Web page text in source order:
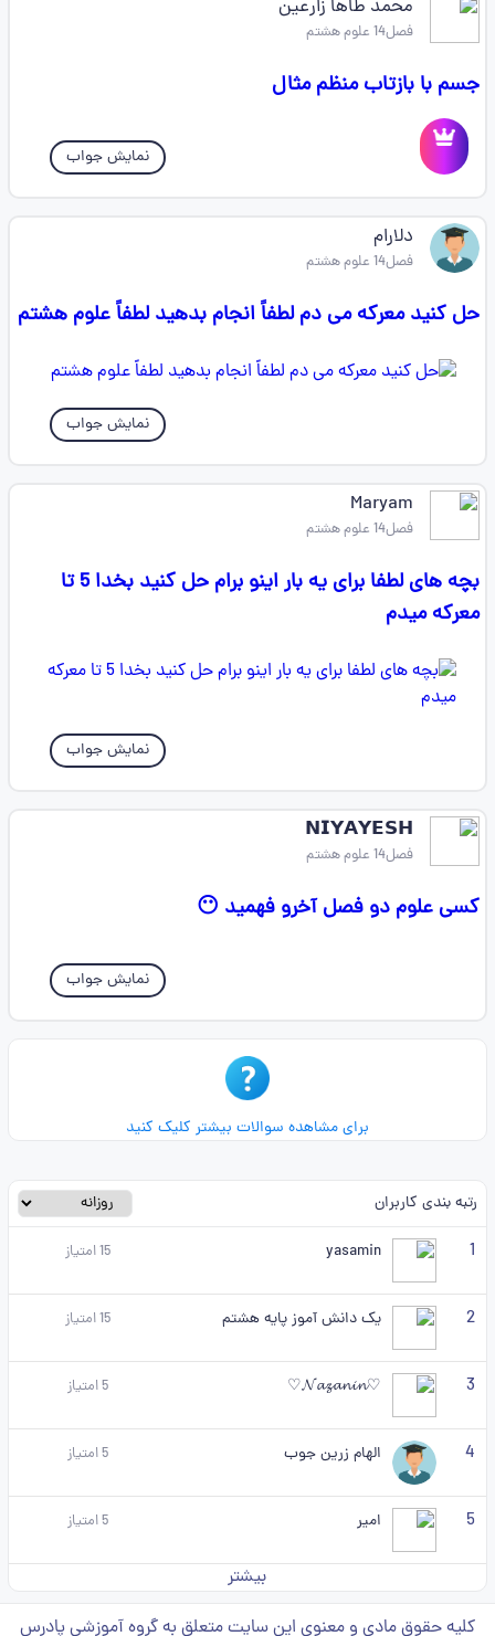
محمد طاها زارعین
فصل14 علوم هشتم
جسم با بازتاب منظم مثال
نمایش جواب
دلارام
فصل14 علوم هشتم
حل کنید معرکه می دم لطفاً انجام بدهید لطفاً علوم هشتم
نمایش جواب
Maryam
فصل14 علوم هشتم
بچه های لطفا برای یه بار اینو برام حل کنید بخدا 5 تا
معرکه میدم
نمایش جواب
𝗡𝗜𝗬𝗔𝗬𝗘𝗦𝗛
فصل14 علوم هشتم
کسی علوم دو فصل آخرو فهمید 😶
نمایش جواب
برای مشاهده سوالات بیشتر کلیک کنید
رتبه بندی کاربران
1
yasamin
15امتیاز
2 یک دانش آموز پایه هشتم 15امتیاز
3
♡𝓝𝓪𝔃𝓪𝓷𝓲𝓷♡
5امتیاز
4 الهام زرین جوب 5امتیاز
5 امیر 5امتیاز
بیشتر
کلیه حقوق مادی و معنوی این سایت متعلق به گروه آموزشی پادرس